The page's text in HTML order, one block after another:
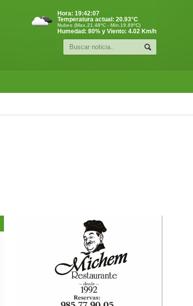
Hora: 19:42:07
Temperatura actual: 20.93°C
Nubes (Max.21.48ºC - Min.19.89ºC)
Humedad: 80% y Viento: 4.02 Km/h